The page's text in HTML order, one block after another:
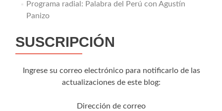
Programa radial: Palabra del Perú con Agustín
Panizo
SUSCRIPCIÓN
Ingrese su correo electrónico para notificarlo de las
actualizaciones de este blog:
Dirección de correo